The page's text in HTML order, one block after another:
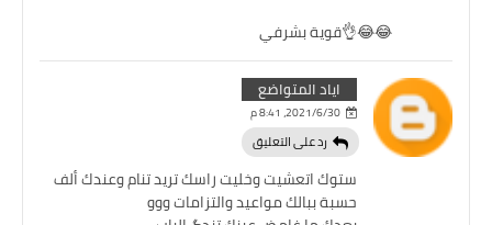
😂😂👌قوية بشرفي
اياد المتواضع
30‏/6‏/2021، 8:41 م
ستوك اتعشيت وخليت راسك تريد تنام وعندك ألف
حسبة ببالك مواعيد والتزامات ووو
رد على التعليق